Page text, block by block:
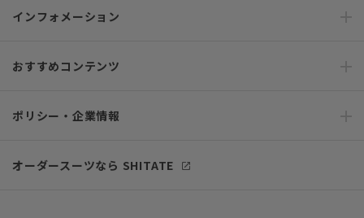
インフォメーション
おすすめコンテンツ
ポリシー・企業情報
オーダースーツなら SHITATE